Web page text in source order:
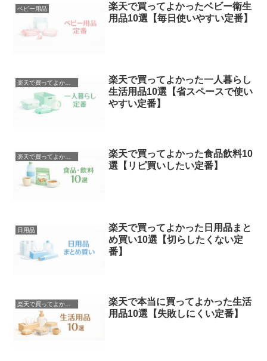
ベビー用品
楽天で買ってよかったベビー衛生
用品10選【毎日使いやすい定番】
楽天で買ってよかったもの
楽天で買ってよかった一人暮らし
生活用品10選【省スペースで使い
やすい定番】
楽天で買ってよかったもの
楽天で買ってよかった食品飲料10
選【リピ買いしたい定番】
日用品
楽天で買ってよかった日用品まと
め買い10選【切らしたくない定
番】
楽天で買ってよかったもの
楽天で本当に買ってよかった生活
用品10選【失敗しにくい定番】